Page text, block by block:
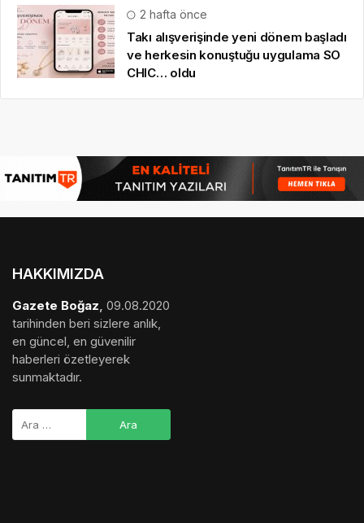
2 hafta önce
Takı alışverişinde yeni dönem başladı
ve herkesin konuştuğu uygulama SO
CHIC… oldu
HAKKIMIZDA
Gazete Boğaz, 09.08.2020
tarihinden beri sizlere anlık,
en güncel, en güvenilir
haberleri özetleyerek
sunmaktadır.